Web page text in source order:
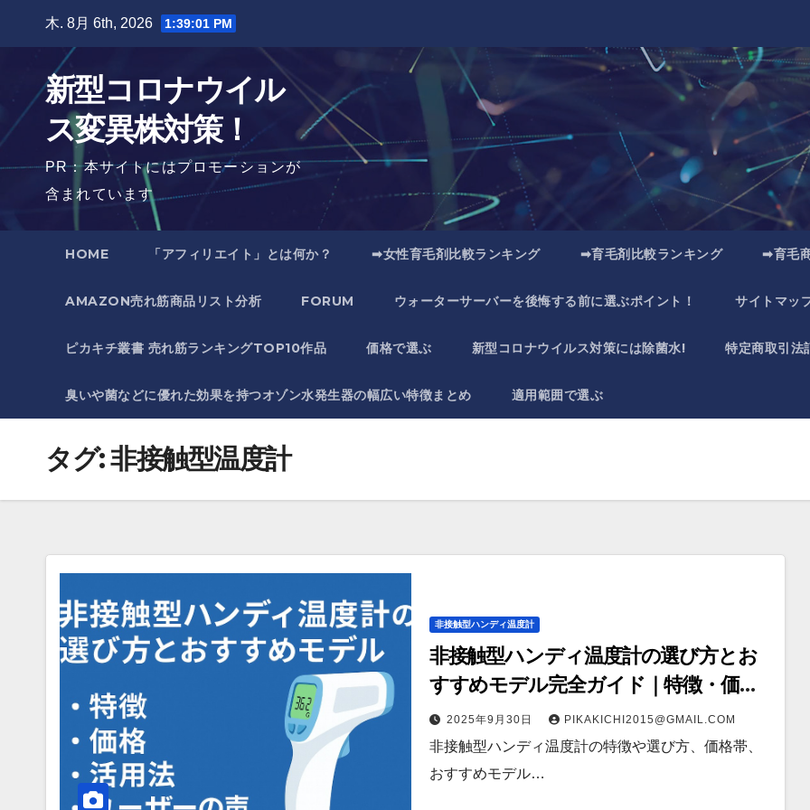
木. 8月 6th, 2026 1:39:02 PM
新型コロナウイル
ス変異株対策！
PR：本サイトにはプロモーションが
含まれています
HOME 「アフィリエイト」とは何か？ ➡女性育毛剤比較ランキング ➡育毛剤比較ランキング ➡育毛
AMAZON売れ筋商品リスト分析 FORUM ウォーターサーバーを後悔する前に選ぶポイント！ サイトマッ
ピカキチ叢書 売れ筋ランキングTOP10作品 価格で選ぶ 新型コロナウイルス対策には除菌水! 特定商取引法
臭いや菌などに優れた効果を持つオゾン水発生器の幅広い特徴まとめ 適用範囲で選ぶ
タグ:非接触型温度計
非接触型ハンディ温度計
非接触型ハンディ温度計の選び方とお
すすめモデル完全ガイド｜特徴・価
格・活用法
2025年9月30日 PIKAKICHI2015@GMAIL.COM
非接触型ハンディ温度計の特徴や選び方、価格帯、
おすすめモデル…